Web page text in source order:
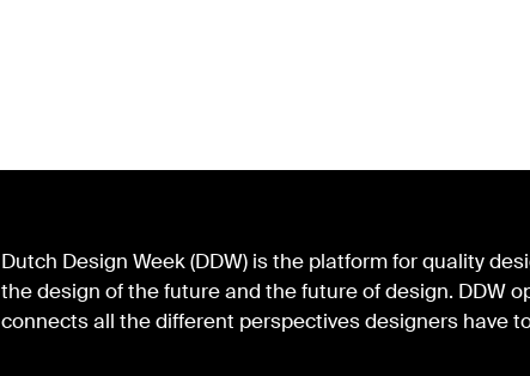
Dutch Design Week (DDW) is the platform for quality
the design of the future and the future of design. DDW
connects all the different perspectives designers have